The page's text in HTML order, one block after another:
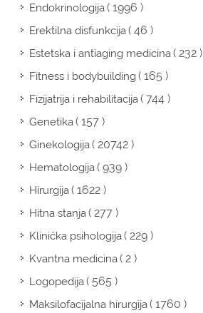
Endokrinologija( 1996 )
Erektilna disfunkcija( 46 )
Estetska i antiaging medicina( 232 )
Fitness i bodybuilding( 165 )
Fizijatrija i rehabilitacija( 744 )
Genetika( 157 )
Ginekologija( 20742 )
Hematologija( 939 )
Hirurgija( 1622 )
Hitna stanja( 277 )
Klinička psihologija( 229 )
Kvantna medicina( 2 )
Logopedija( 565 )
Maksilofacijalna hirurgija( 1760 )